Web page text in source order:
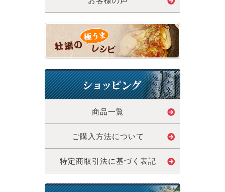
商品一覧
ご購入方法について
特定商取引法に基づく表記